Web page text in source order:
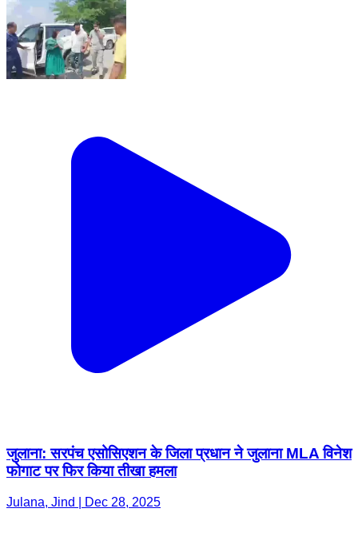
जुलाना: सरपंच एसोसिएशन के जिला प्रधान ने जुलाना MLA विनेश
फोगाट पर फिर किया तीखा हमला
Julana, Jind | Dec 28, 2025